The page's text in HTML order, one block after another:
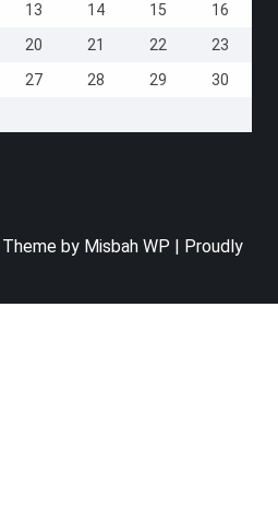
13 14 15
16
20 21 22
23
27 28 29
30
by Misbah WP | Proudly